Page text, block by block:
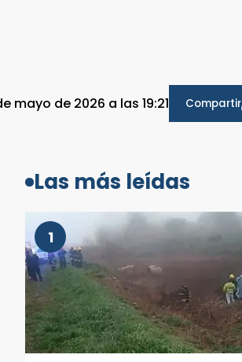
mayo de 2026 a las 19:21 Compartir
Las más leídas
1